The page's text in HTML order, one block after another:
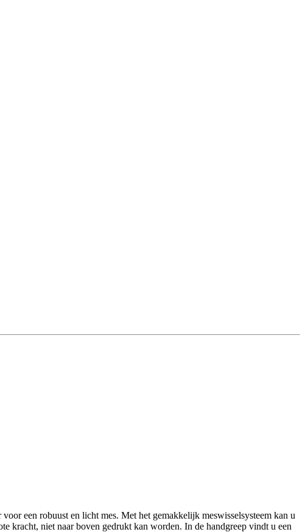
een robuust en licht mes. Met het gemakkelijk meswisselsysteem kan u
kracht, niet naar boven gedrukt kan worden. In de handgreep vindt u een